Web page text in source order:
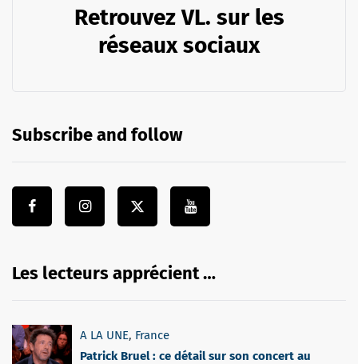
Retrouvez VL. sur les
réseaux sociaux
Subscribe and follow
Les lecteurs apprécient …
A LA UNE, France
Patrick Bruel : ce détail sur son concert au